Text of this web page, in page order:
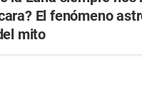
El fenómeno
mito